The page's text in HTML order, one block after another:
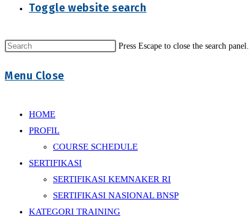
Toggle website search
Press Escape to close the search panel.
Menu Close
HOME
PROFIL
COURSE SCHEDULE
SERTIFIKASI
SERTIFIKASI KEMNAKER RI
SERTIFIKASI NASIONAL BNSP
KATEGORI TRAINING